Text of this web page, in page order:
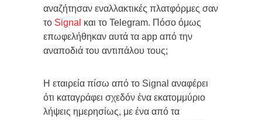
αναζήτησαν εναλλακτικές πλατφόρμες σαν
το Signal και το Telegram. Πόσο όμως
επωφελήθηκαν αυτά τα app από την
αναποδιά του αντιπάλου τους;
Η εταιρεία πίσω από το Signal αναφέρει
ότι καταγράφει σχεδόν ένα εκατομμύριο
λήψεις ημερησίως, με ένα από τα